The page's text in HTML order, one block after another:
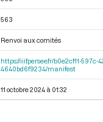
563
Renvoi aux comités
https://iiif.persee.fr/b0e2cf11-
4640bd6f9234/manifest
11 octobre 2024 à 01:32